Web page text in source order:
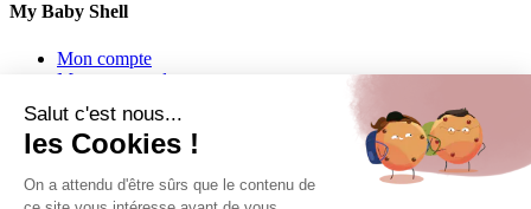
My Baby Shell
Mon compte
Mes commandes
Contact
06 62 27 22 01
Salut c'est nous...
les Cookies !
On a attendu d'être sûrs que le contenu de